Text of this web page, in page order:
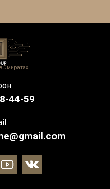
Эмиратах
44-59